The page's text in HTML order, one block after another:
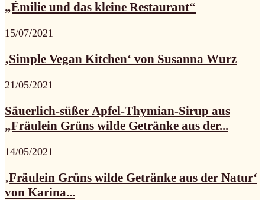
„Émilie und das kleine Restaurant“
15/07/2021
‚Simple Vegan Kitchen‘ von Susanna Wurz
21/05/2021
Säuerlich-süßer Apfel-Thymian-Sirup aus
„Fräulein Grüns wilde Getränke aus der...
14/05/2021
‚Fräulein Grüns wilde Getränke aus der Natur‘
von Karina...